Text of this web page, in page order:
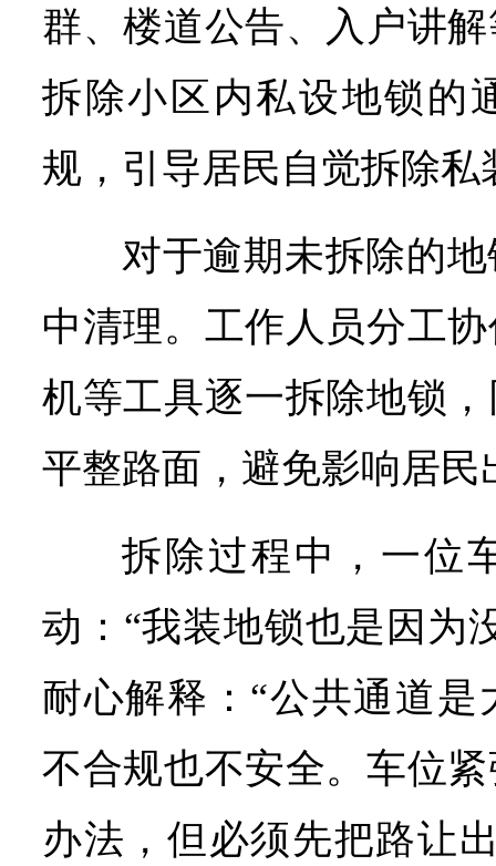
群、楼道公告、入户讲
拆除小区内私设地锁的
规，引导居民自觉拆除
对于逾期未拆除的
中清理。工作人员分工
机等工具逐一拆除地锁
平整路面，避免影响居民
拆除过程中，一位
动：“我装地锁也是因为
耐心解释：“公共通道
不合规也不安全。车位
办法，但必须先把路让